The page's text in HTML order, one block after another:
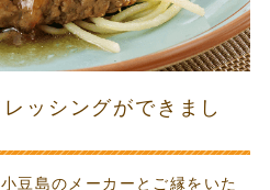
ッシングができまし
豆島のメーカーとご縁をいた